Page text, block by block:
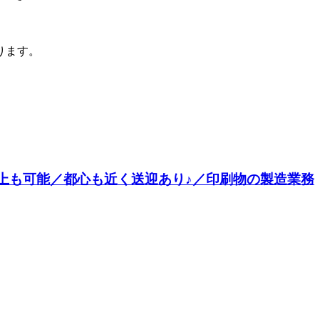
す。
も可能／都心も近く送迎あり♪／印刷物の製造業務